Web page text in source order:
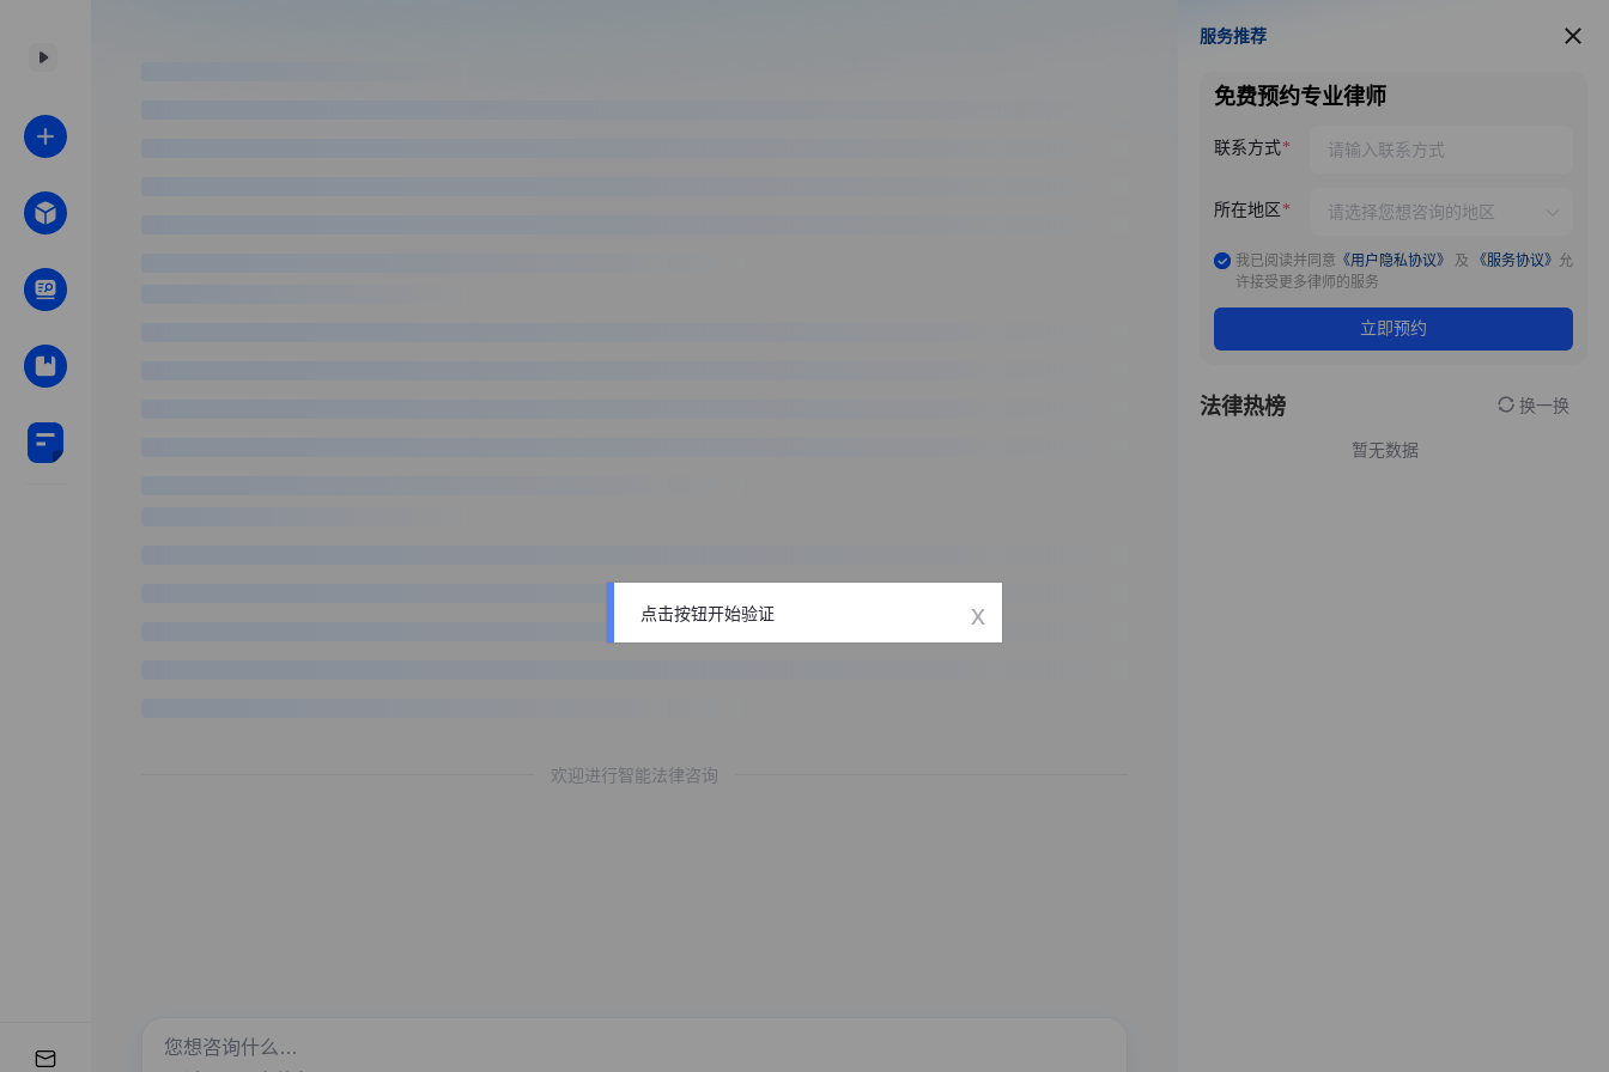
欢迎进行智能法律咨询
服务推荐
服务推荐
免费预约专业律师
联系方式
所在地区
我已阅读并同意 《用户隐私协议》 及 《服务协议》 允
许接受更多律师的服务
立即预约
法律热榜 换一换
暂无数据
点击按钮开始验证 x